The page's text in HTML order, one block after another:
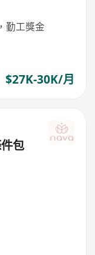
勤工獎金
$27K-30K/月
包